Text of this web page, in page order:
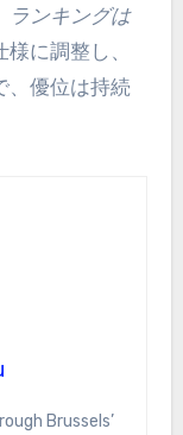
ランキングは
に調整し、
、優位は持続